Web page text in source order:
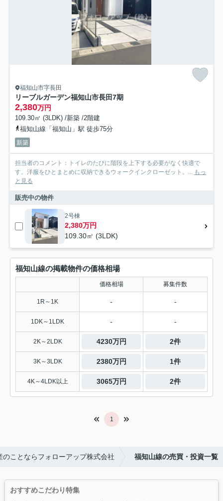
福知山市字長田
リーブルガーデン福知山市長田7期
2,380万円
109.30㎡ (3LDK) /新築 /2階建
福知山線「福知山」駅 徒歩75分
新築
担当者のコメント：トイレのたびに階段を上下する必要がなく快適で
す。洋服をひとまとめに収納できるウォークインクローゼット。... もっ
と見る
販売中の物件
2号棟
2,380万円
109.30㎡ (3LDK)
福知山線の掲載物件の価格相場
価格相場 募集件数
1R～1K - -
1DK～1LDK - -
2K～2LDK 4230万円 2件
3K～3LDK 2380万円 1件
4K～4LDK以上 3065万円 2件
1
のことならフォローアップ株式会社 福知山線の売買・投資一覧
おすすめこだわり特集